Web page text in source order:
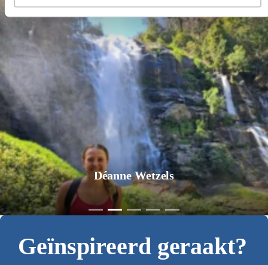
Déanne Wetzels
Geïnspireerd geraakt?